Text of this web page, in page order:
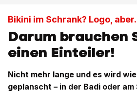
Bikini im Schrank? Logo,
Darum brauchen
einen Einteiler!
Nicht mehr lange und es wird
geplanscht – in der Badi oder